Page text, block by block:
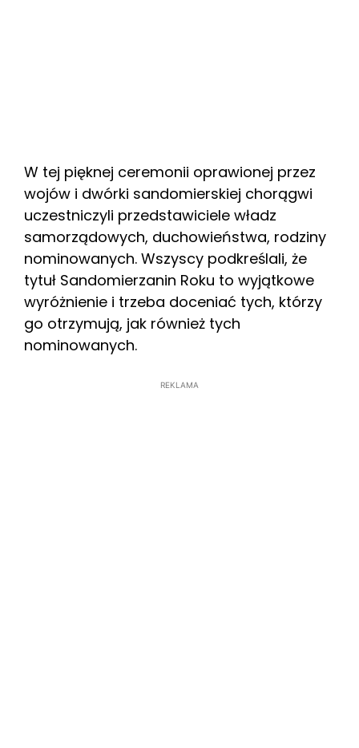
W tej pięknej ceremonii oprawionej przez
wojów i dwórki sandomierskiej chorągwi
uczestniczyli przedstawiciele władz
samorządowych, duchowieństwa, rodziny
nominowanych. Wszyscy podkreślali, że
tytuł Sandomierzanin Roku to wyjątkowe
wyróżnienie i trzeba doceniać tych, którzy
go otrzymują, jak również tych
nominowanych.
REKLAMA